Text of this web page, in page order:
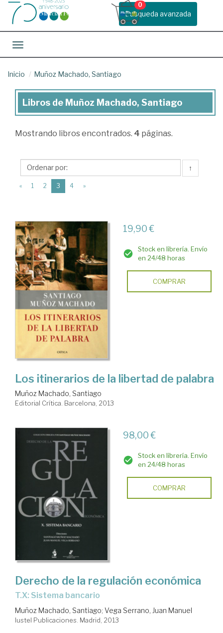
Busqueda avanzada
0
Toggle navigation
Inicio Muñoz Machado, Santiago
Libros
Muñoz
Santiago
Libros de Muñoz Machado, Santiago
Mostrando libros encontrados. 4 páginas.
↑
« 1 2 3 (current)
4 »
19,90 €
Stock en librería. Envío
en 24/48 horas
COMPRAR
Los itinerarios de la libertad de palabra
Muñoz Machado, Santiago
Editorial Crítica. Barcelona, 2013
98,00 €
Stock en librería. Envío
en 24/48 horas
COMPRAR
Derecho de la regulación económica
T.X: Sistema bancario
Muñoz Machado, Santiago; Vega Serrano, Juan Manuel
Iustel Publicaciones. Madrid, 2013